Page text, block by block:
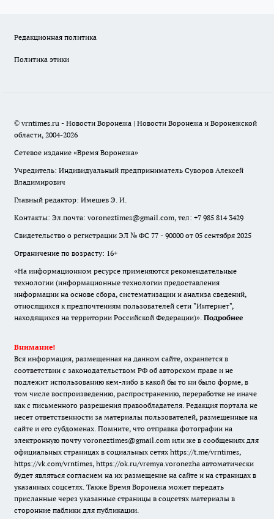
Редакционная политика
Политика этики
© vrntimes.ru - Новости Воронежа | Новости Воронежа и Воронежской
области, 2004-2026
Сетевое издание «Время Воронежа»
Учредитель: Индивидуальный предприниматель Суворов Алексей
Владимирович
Главный редактор: Имешев Э. И.
Контакты: Эл.почта: voroneztimes@gmail.com, тел: +7 985 814 3429
Свидетельство о регистрации ЭЛ № ФС 77 - 90000 от 05 сентября 2025
Ограничение по возрасту: 16+
«На информационном ресурсе применяются рекомендательные
технологии (информационные технологии предоставления
информации на основе сбора, систематизации и анализа сведений,
относящихся к предпочтениям пользователей сети "Интернет",
находящихся на территории Российской Федерации)». Подробнее
Внимание!
Вся информация, размещенная на данном сайте, охраняется в
соответствии с законодательством РФ об авторском праве и не
подлежит использованию кем-либо в какой бы то ни было форме, в
том числе воспроизведению, распространению, переработке не иначе
как с письменного разрешения правообладателя. Редакция портала не
несет ответственности за материалы пользователей, размещенные на
сайте и его субдоменах. Помните, что отправка фотографии на
электронную почту voroneztimes@gmail.com или же в сообщениях для
официальных страницах в социальных сетях https://t.me/vrntimes,
https://vk.com/vrntimes, https://ok.ru/vremya.voronezha автоматически
будет являться согласием на их размещение на сайте и на страницах в
указанных соцсетях. Также Время Воронежа может передать
присланные через указанные страницы в соцсетях материалы в
сторонние паблики для публикации.